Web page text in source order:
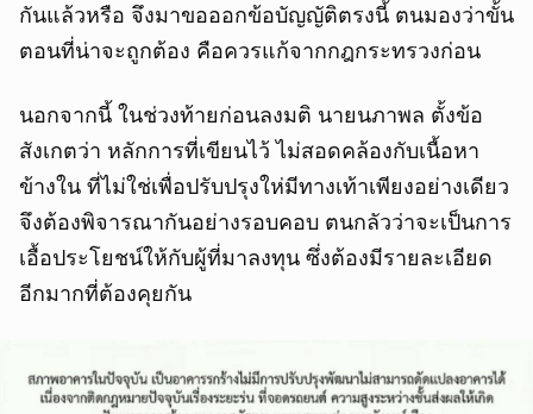
กันแล้วหรือ จึงมาขอออกข้อบัญญัติตรงนี้ ตนมองว่าขั้น
ตอนที่น่าจะถูกต้อง คือควรแก้จากกฎกระทรวงก่อน
นอกจากนี้ ในช่วงท้ายก่อนลงมติ นายนภาพล ตั้งข้อ
สังเกตว่า หลักการที่เขียนไว้ ไม่สอดคล้องกับเนื้อหา
ข้างใน ที่ไม่ใช่เพื่อปรับปรุงให่มีทางเท้าเพียงอย่างเดียว
จึงต้องพิจารณากันอย่างรอบคอบ ตนกลัวว่าจะเป็นการ
เอื้อประโยชน์ให้กับผู้ที่มาลงทุน ซึ่งต้องมีรายละเอียด
อีกมากที่ต้องคุยกัน